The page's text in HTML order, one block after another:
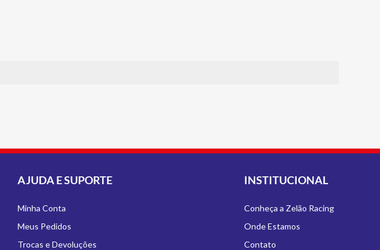
AJUDA E SUPORTE
Minha Conta
Meus Pedidos
Trocas e Devoluções
INSTITUCIONAL
Conheça a Zelão Racing
Onde Estamos
Contato